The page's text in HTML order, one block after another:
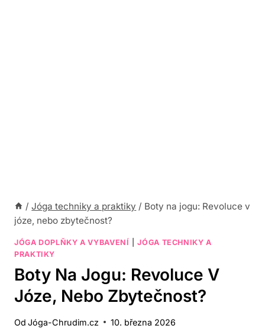
/ Jóga techniky a praktiky / Boty na jogu: Revoluce v
józe, nebo zbytečnost?
JÓGA DOPLŇKY A VYBAVENÍ |JÓGA TECHNIKY A
PRAKTIKY
Boty Na Jogu: Revoluce V
Józe, Nebo Zbytečnost?
Od Jóga-Chrudim.cz 10. března 2026